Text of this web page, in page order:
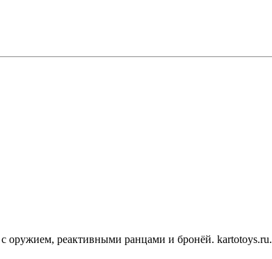
с оружием, реактивными ранцами и бронёй. kartotoys.ru.